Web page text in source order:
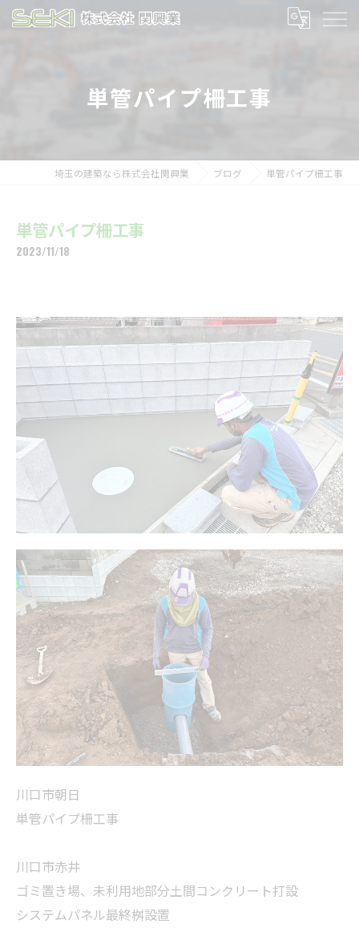
単管パイプ柵工事
埼玉の建築なら株式会社関興業 ブログ 単管パイプ柵工事
単管パイプ柵工事
2023/11/18
川口市朝日
単管パイプ柵工事
川口市赤井
ゴミ置き場、未利用地部分土間コンクリート打設
システムパネル最終桝設置